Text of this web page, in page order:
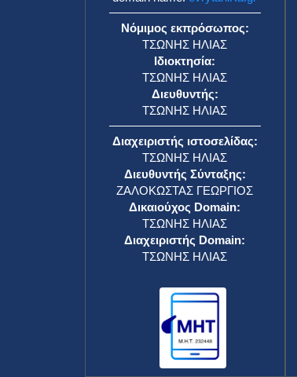
Νόμιμος εκπρόσωπος:
ΤΣΩΝΗΣ ΗΛΙΑΣ
Ιδιοκτησία:
ΤΣΩΝΗΣ ΗΛΙΑΣ
Διευθυντής:
ΤΣΩΝΗΣ ΗΛΙΑΣ
Διαχειριστής ιστοσελίδας:
ΤΣΩΝΗΣ ΗΛΙΑΣ
Διευθυντής Σύνταξης:
ΖΑΛΟΚΩΣΤΑΣ ΓΕΩΡΓΙΟΣ
Δικαιούχος Domain:
ΤΣΩΝΗΣ ΗΛΙΑΣ
Διαχειριστής Domain:
ΤΣΩΝΗΣ ΗΛΙΑΣ